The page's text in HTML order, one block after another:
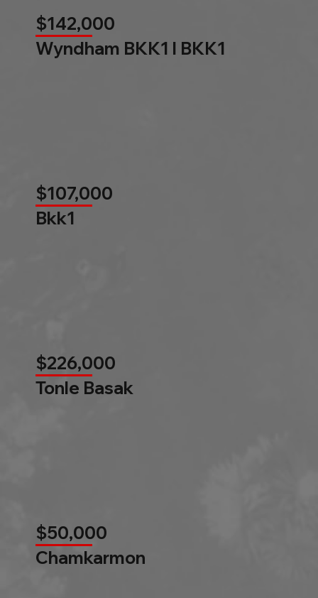
$142,000
Wyndham BKK1 l BKK1
$107,000
Bkk1
$226,000
Tonle Basak
$50,000
Chamkarmon